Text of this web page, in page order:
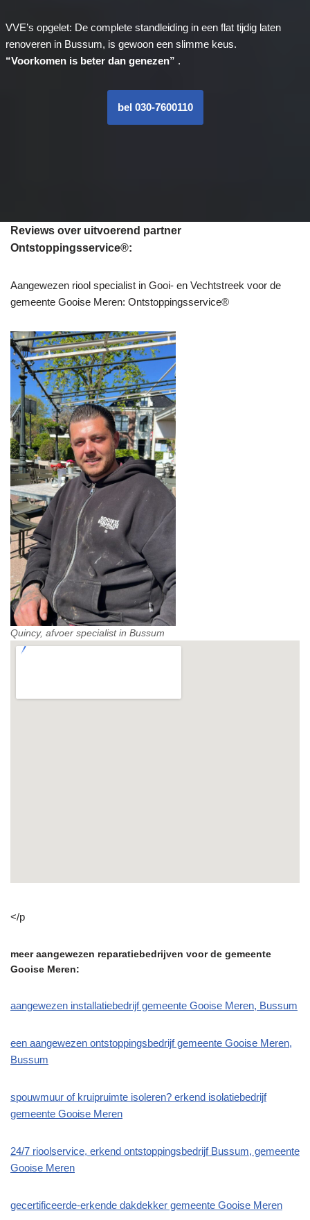
VVE’s opgelet: De complete standleiding in een flat tijdig laten
renoveren in Bussum, is gewoon een slimme keus.
“Voorkomen is beter dan genezen” .
bel 030-7600110
Reviews over uitvoerend partner
Ontstoppingsservice®:
Aangewezen riool specialist in Gooi- en Vechtstreek voor de
gemeente Gooise Meren: Ontstoppingsservice®
Quincy, afvoer specialist in Bussum
</p
meer aangewezen reparatiebedrijven voor de gemeente
Gooise Meren:
aangewezen installatiebedrijf gemeente Gooise Meren, Bussum
een aangewezen ontstoppingsbedrijf gemeente Gooise Meren,
Bussum
spouwmuur of kruipruimte isoleren? erkend isolatiebedrijf
gemeente Gooise Meren
24/7 rioolservice, erkend ontstoppingsbedrijf Bussum, gemeente
Gooise Meren
gecertificeerde-erkende dakdekker gemeente Gooise Meren